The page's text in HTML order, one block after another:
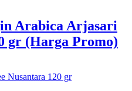
Arabica Arjasari
gr (Harga Promo)